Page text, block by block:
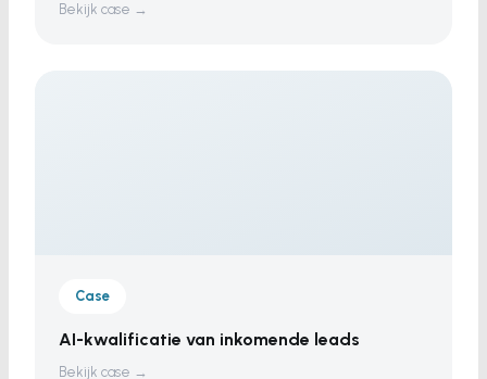
Bekijk case →
Case
AI-kwalificatie van inkomende leads
Bekijk case →